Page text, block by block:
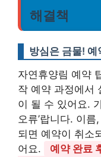
해결책
방심은 금물! 예
자연휴양림 예약
작 예약 과정에서
이 될 수 있어요.
오류’랍니다. 이
되면 예약이 취소
어요.
예약 완료